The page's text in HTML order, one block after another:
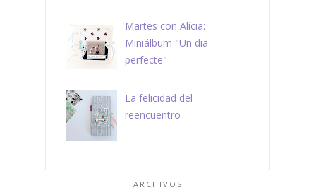
Martes con Alícia:
Miniálbum "Un dia
perfecte"
La felicidad del
reencuentro
ARCHIVOS